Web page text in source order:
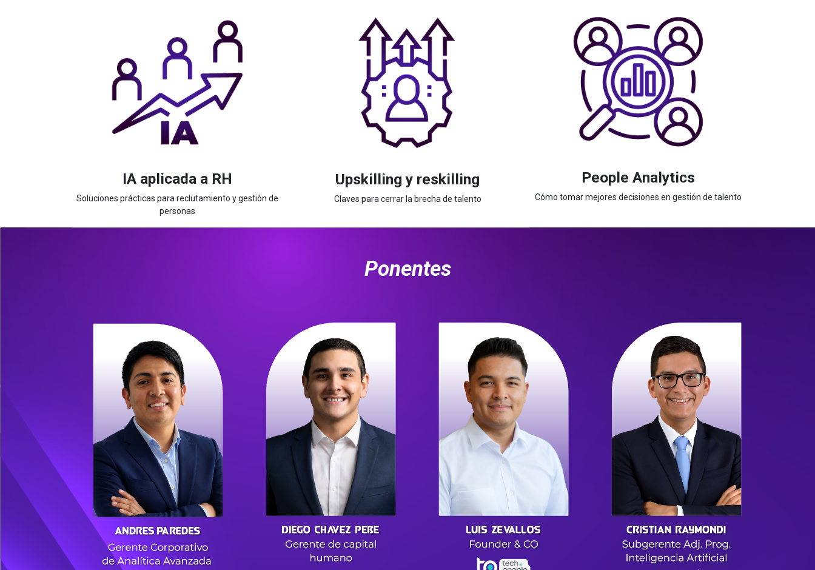
IA aplicada a RH
Soluciones prácticas para reclutamiento y gestión de
personas
Upskilling y reskilling
Claves para cerrar la brecha de talento
People Analytics
Cómo tomar mejores decisiones en gestión de talento
Ponentes